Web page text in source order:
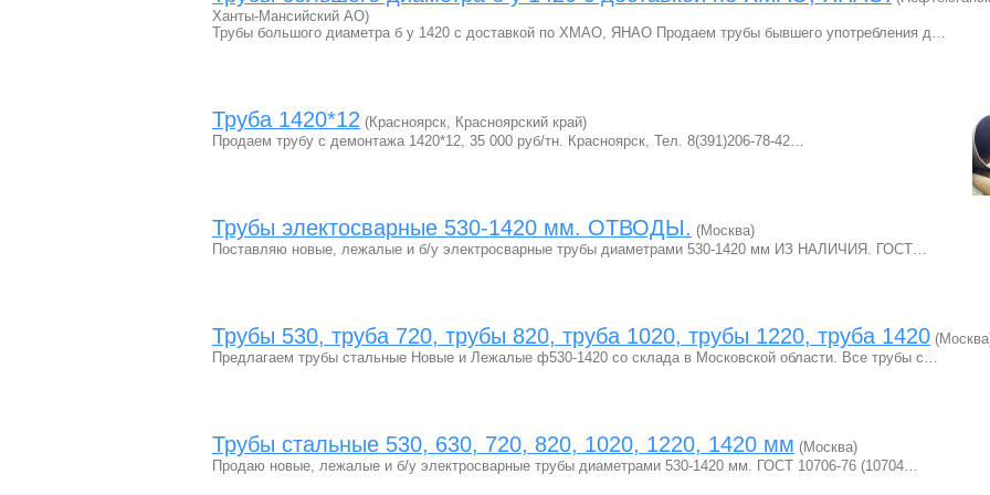
Ханты-Мансийский АО)
Трубы большого диаметра б у 1420 с доставкой по ХМАО, ЯНАО Продаем трубы бывшего употребления д…
Труба 1420*12 (Красноярск, Красноярский край)
Продаем трубу с демонтажа 1420*12, 35 000 руб/тн. Красноярск, Тел. 8(391)206-78-42…
Трубы электосварные 530-1420 мм. ОТВОДЫ. (Москва)
Поставляю новые, лежалые и б/у электросварные трубы диаметрами 530-1420 мм ИЗ НАЛИЧИЯ. ГОСТ…
Трубы 530, труба 720, трубы 820, труба 1020, трубы 1220, труба 1420
Предлагаем трубы стальные Новые и Лежалые ф530-1420 со склада в Московской области. Все трубы с…
Трубы стальные 530, 630, 720, 820, 1020, 1220, 1420 мм (Москва)
Продаю новые, лежалые и б/у электросварные трубы диаметрами 530-1420 мм. ГОСТ 10706-76 (10704…